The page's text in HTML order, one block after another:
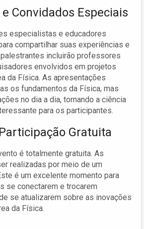
Convidados Especiais
especialistas e educadores
compartilhar suas experiências e
incluirão professores
envolvidos em projetos
da Física. As apresentações
os fundamentos da Física, mas
no dia a dia, tornando a ciência
para os participantes.
Gratuita
é totalmente gratuita. As
realizadas por meio de um
é um excelente momento para
se conectarem e trocarem
se atualizarem sobre as inovações
da Física.